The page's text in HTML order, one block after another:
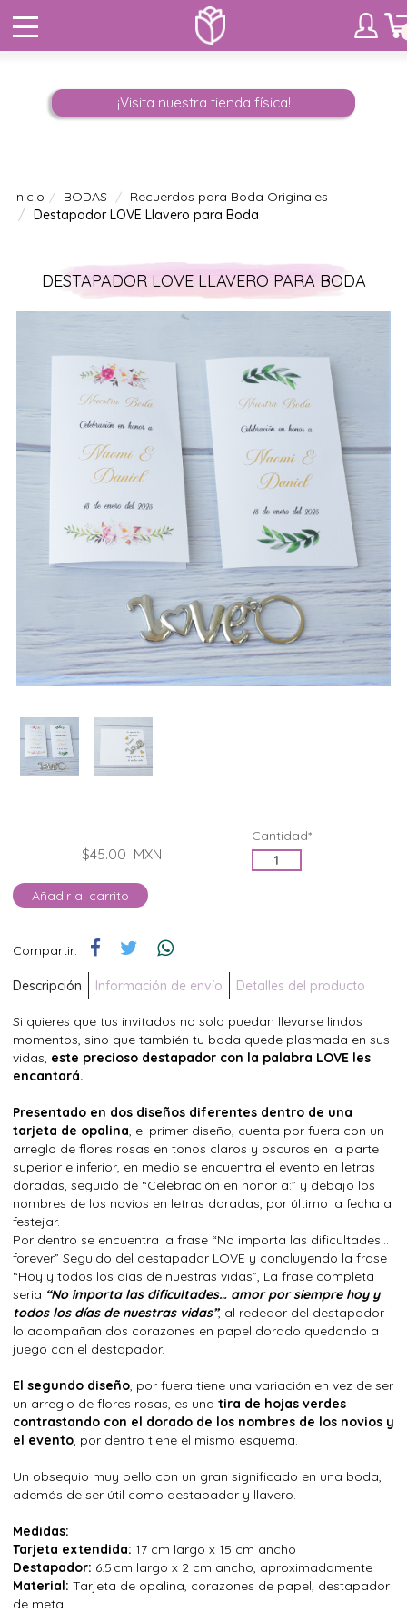
¡Visita nuestra tienda física!
Inicio BODAS
Recuerdos para Boda Originales
Destapador LOVE Llavero para Boda
DESTAPADOR LOVE LLAVERO PARA BODA
$45.00 MXN
Cantidad*
Añadir al carrito
Compartir:
Descripción Información de envío Detalles del producto
Si quieres que tus invitados no solo puedan llevarse lindos
momentos, sino que también tu boda quede plasmada en sus
vidas, este precioso destapador con la palabra LOVE les
encantará.
Presentado en dos diseños diferentes dentro de una
tarjeta de opalina, el primer diseño, cuenta por fuera con un
arreglo de flores rosas en tonos claros y oscuros en la parte
superior e inferior, en medio se encuentra el evento en letras
doradas, seguido de “Celebración en honor a:” y debajo los
nombres de los novios en letras doradas, por último la fecha a
festejar.
Por dentro se encuentra la frase “No importa las dificultades…
forever” Seguido del destapador LOVE y concluyendo la frase
“Hoy y todos los días de nuestras vidas”, La frase completa
seria “No importa las dificultades… amor por siempre hoy y
todos los días de nuestras vidas”, al rededor del destapador
lo acompañan dos corazones en papel dorado quedando a
juego con el destapador.
El segundo diseño, por fuera tiene una variación en vez de ser
un arreglo de flores rosas, es una tira de hojas verdes
contrastando con el dorado de los nombres de los novios y
el evento, por dentro tiene el mismo esquema.
Un obsequio muy bello con un gran significado en una boda,
además de ser útil como destapador y llavero.
Medidas:
Tarjeta extendida: 17 cm largo x 15 cm ancho
Destapador: 6.5 cm largo x 2 cm ancho, aproximadamente
Material: Tarjeta de opalina, corazones de papel, destapador
de metal